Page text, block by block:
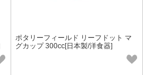
ポタリーフィールド リーフドット マ
グカップ 300cc[日本製/洋食器]